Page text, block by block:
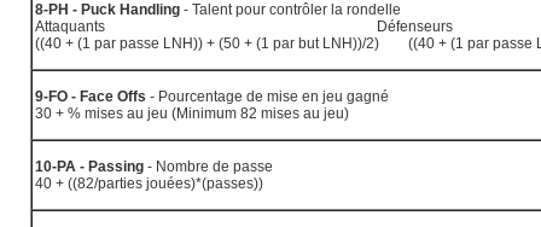
8-PH - Puck Handling - Talent pour contrôler la rondelle
Attaquants Défenseurs
((40 + (1 par passe LNH)) + (50 + (1 par but LNH))/2) ((40 + (1 par passe
9-FO - Face Offs - Pourcentage de mise en jeu gagné
30 + % mises au jeu (Minimum 82 mises au jeu)
10-PA - Passing - Nombre de passe
40 + ((82/parties jouées)*(passes))